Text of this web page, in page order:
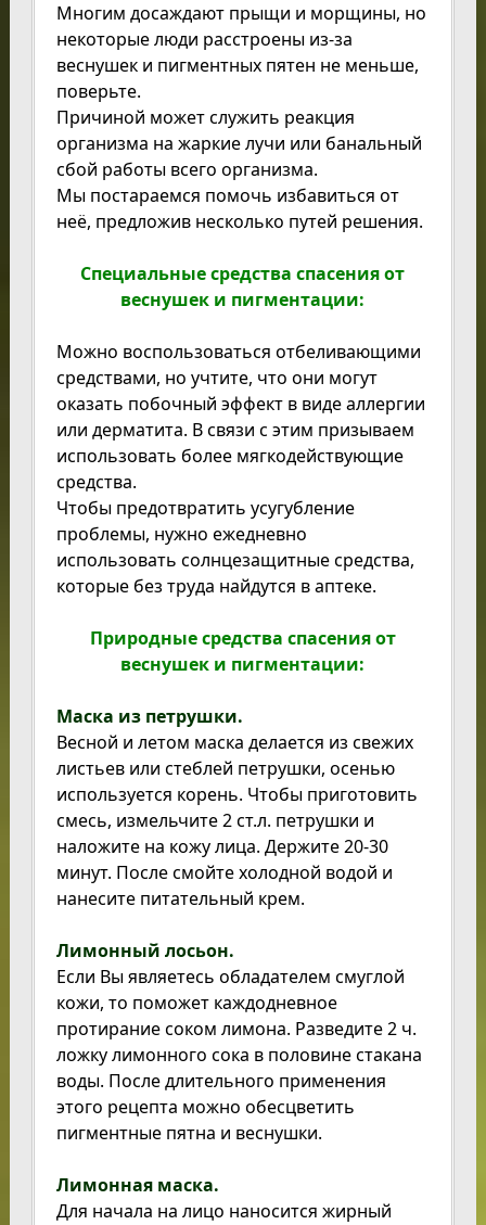
Многим досаждают прыщи и морщины, но
некоторые люди расстроены из-за
веснушек и пигментных пятен не меньше,
поверьте.
Причиной может служить реакция
организма на жаркие лучи или банальный
сбой работы всего организма.
Мы постараемся помочь избавиться от
неё, предложив несколько путей решения.
Специальные средства спасения от
веснушек и пигментации:
Можно воспользоваться отбеливающими
средствами, но учтите, что они могут
оказать побочный эффект в виде аллергии
или дерматита. В связи с этим призываем
использовать более мягкодействующие
средства.
Чтобы предотвратить усугубление
проблемы, нужно ежедневно
использовать солнцезащитные средства,
которые без труда найдутся в аптеке.
Природные средства спасения от
веснушек и пигментации:
Маска из петрушки.
Весной и летом маска делается из свежих
листьев или стеблей петрушки, осенью
используется корень. Чтобы приготовить
смесь, измельчите 2 ст.л. петрушки и
наложите на кожу лица. Держите 20-30
минут. После смойте холодной водой и
нанесите питательный крем.
Лимонный лосьон.
Если Вы являетесь обладателем смуглой
кожи, то поможет каждодневное
протирание соком лимона. Разведите 2 ч.
ложку лимонного сока в половине стакана
воды. После длительного применения
этого рецепта можно обесцветить
пигментные пятна и веснушки.
Лимонная маска.
Для начала на лицо наносится жирный